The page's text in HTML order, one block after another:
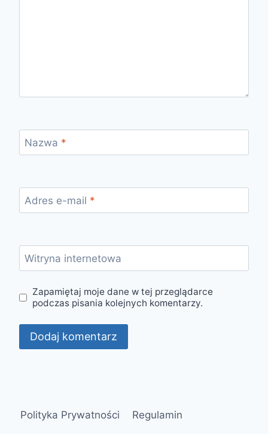
Nazwa *
Adres e-mail *
Witryna internetowa
Zapamiętaj moje dane w tej przeglądarce
podczas pisania kolejnych komentarzy.
Polityka Prywatności Regulamin